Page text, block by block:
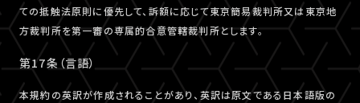
ての抵触法原則に優先して、訴額に応じて東京簡易裁判所又は東京地
方裁判所を第一審の専属的合意管轄裁判所とします。
第17条（言語）
本規約の英訳が作成されることがあり、英訳は原文である日本語版の